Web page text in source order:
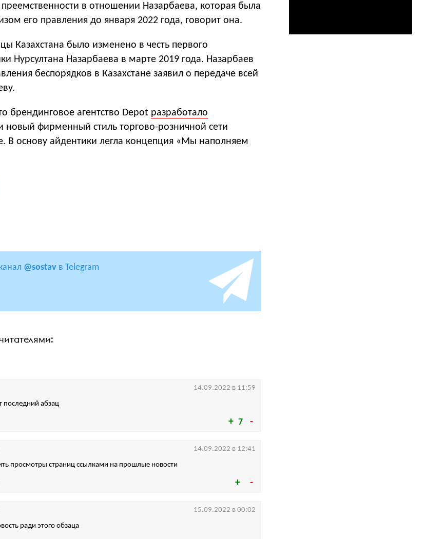
преемственности в отношении Назарбаева, которая была
его правления до января 2022 года, говорит она.
Казахстана было изменено в честь первого
Нурсултана Назарбаева в марте 2019 года. Назарбаев
беспорядков в Казахстане заявил о передаче всей
брендинговое агентство Depot разработало
новый фирменный стиль торгово-розничной сети
В основу айдентики легла концепция «Мы наполняем
@sostav в Telegram
7
последний абзац
14.09.2022 в 11:59
просмотры страниц ссылками на прошлые новости
14.09.2022 в 12:41
ради этого обзаца
15.09.2022 в 00:02